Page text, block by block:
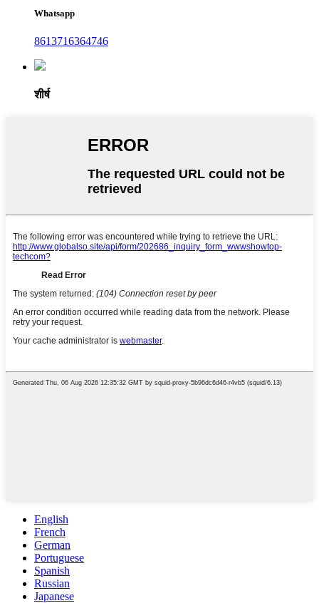
Whatsapp
8613716364746
शीर्ष
English
French
German
Portuguese
Spanish
Russian
Japanese